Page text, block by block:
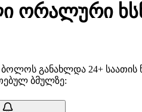
ორალური
განახლდა 24+
ბმულზე: